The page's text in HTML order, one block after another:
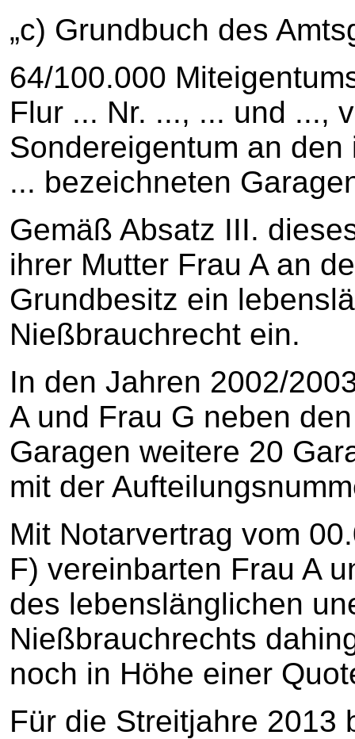
„c) Grundbuch des
64/100.000
Flur ... Nr. ..., ... und ...,
Sondereigentum an
... bezeichneten
Gemäß Absatz III.
ihrer Mutter Frau A an
Grundbesitz ein
Nießbrauchrecht ein.
In den Jahren 2002/
A und Frau G neben
Garagen weitere 20
mit der
Mit Notarvertrag vom
F) vereinbarten Frau A
des lebenslänglichen
Nießbrauchrechts
noch in Höhe einer
Für die Streitjahre 2013